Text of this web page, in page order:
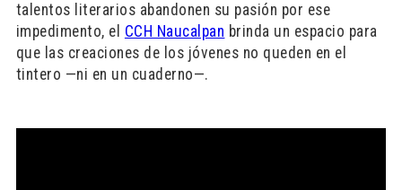
talentos literarios abandonen su pasión por ese
impedimento, el CCH Naucalpan brinda un espacio para
que las creaciones de los jóvenes no queden en el
tintero —ni en un cuaderno—.